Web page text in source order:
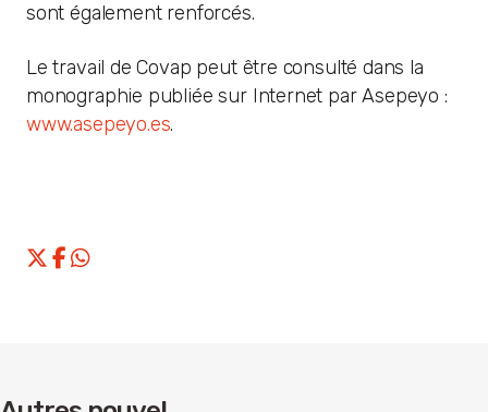
sont également renforcés.
Le travail de Covap peut être consulté dans la
monographie publiée sur Internet par Asepeyo :
www.asepeyo.es.